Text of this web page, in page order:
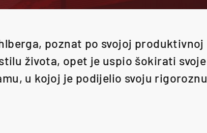
poznat po svojoj produktivnoj
života, opet je uspio šokirati svoje
u kojoj je podijelio svoju rigoroznu